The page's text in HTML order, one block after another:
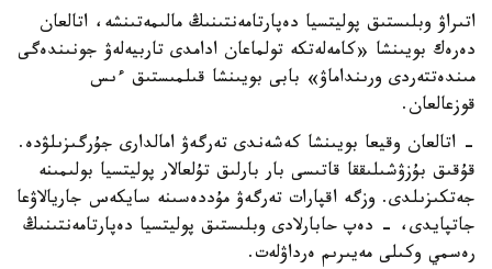
اتىراۋ وبلىستىق پوليتسيا دەپارتامەنتىنىڭ مالىمەتىنشە، اتالعان
دەرەك بويىنشا «كامەلەتكە تولماعان ادامدى تاربيەلەۋ جونىندەگى
مىندەتتەردى ورىنداماۋ» بابى بويىنشا قىلمىستىق ءىس
قوزعالعان.
- اتالعان وقيعا بويىنشا كەشەندى تەرگەۋ امالدارى جۇرگىزىلۋدە.
قۇقىق بۇزۋشىلىققا قاتىسى بار بارلىق تۇلعالار پوليتسيا بولىمىنە
جەتكىزىلدى. وزگە اقپارات تەرگەۋ مۇددەسىنە سايكەس جاريالاۋعا
جاتپايدى، - دەپ حابارلادى وبلىستىق پوليتسيا دەپارتامەنتىنىڭ
رەسمي وكىلى مەيىرىم ەرداۋلەت.